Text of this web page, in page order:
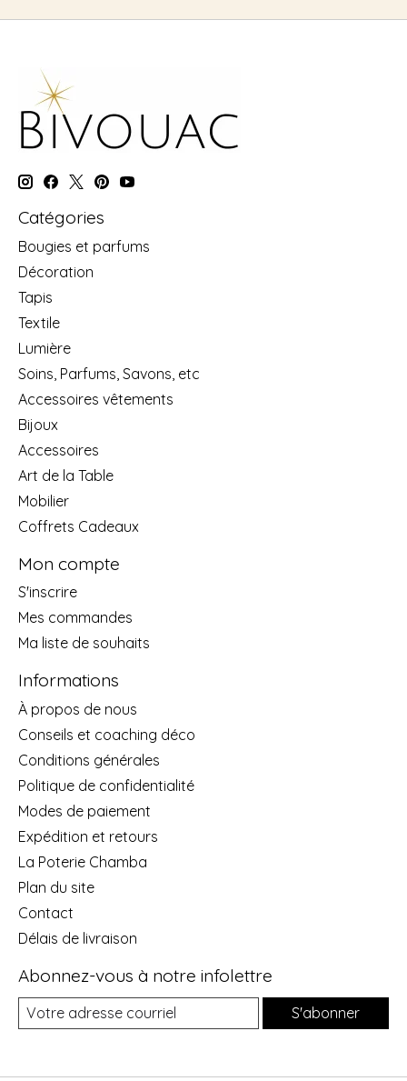
Catégories
Bougies et parfums
Décoration
Tapis
Textile
Lumière
Soins, Parfums, Savons, etc
Accessoires vêtements
Bijoux
Accessoires
Art de la Table
Mobilier
Coffrets Cadeaux
Mon compte
S'inscrire
Mes commandes
Ma liste de souhaits
Informations
À propos de nous
Conseils et coaching déco
Conditions générales
Politique de confidentialité
Modes de paiement
Expédition et retours
La Poterie Chamba
Plan du site
Contact
Délais de livraison
Abonnez-vous à notre infolettre
S'abonner